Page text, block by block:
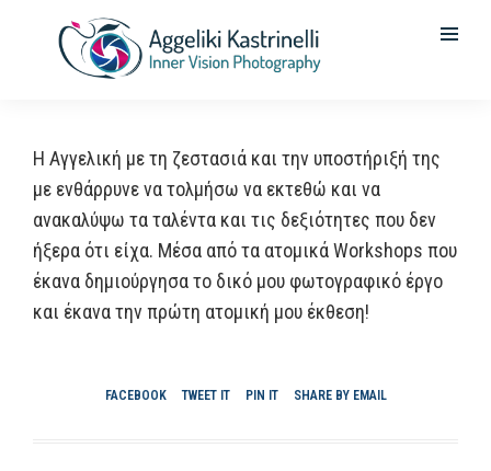
Η Αγγελική με τη ζεστασιά και την υποστήριξή της
με ενθάρρυνε να τολμήσω να εκτεθώ και να
ανακαλύψω τα ταλέντα και τις δεξιότητες που δεν
ήξερα ότι είχα. Μέσα από τα ατομικά Workshops που
έκανα δημιούργησα το δικό μου φωτογραφικό έργο
και έκανα την πρώτη ατομική μου έκθεση!
FACEBOOK TWEET IT PIN IT SHARE BY EMAIL